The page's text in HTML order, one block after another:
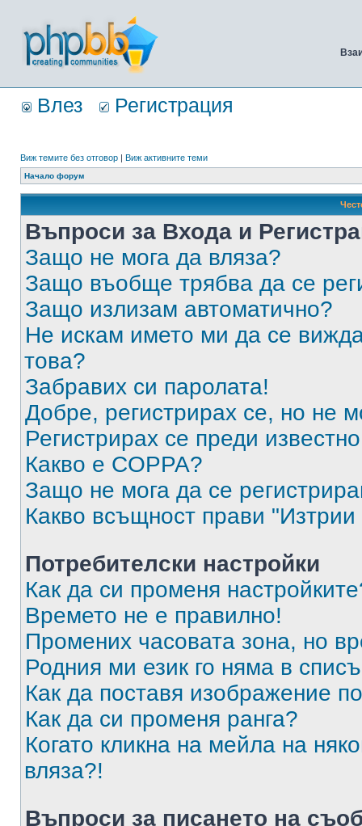
Влез Регистрация
Виж темите без отговор | Виж активните теми
Начало форум
Въпроси за Входа и
Защо не мога да вляза?
Защо въобще трябва да се
Защо излизам автоматично?
Не искам името ми да се
това?
Забравих си паролата!
Добре, регистрирах се, но не
Регистрирах се преди
Какво е COPPA?
Защо не мога да се
Какво всъщност прави "Изтрии
Потребителски настройки
Как да си променя
Времето не е правилно!
Промених часовата зона, но
Родния ми език го няма в
Как да поставя изображение
Как да си променя ранга?
Когато кликна на мейла на
вляза?!
Въпроси за писането на